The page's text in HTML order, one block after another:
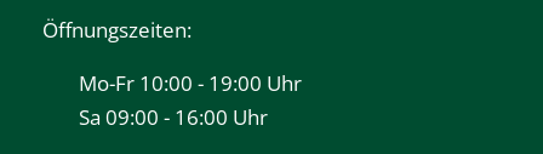
Öffnungszeiten:
Mo-Fr 10:00 - 19:00 Uhr
Sa 09:00 - 16:00 Uhr